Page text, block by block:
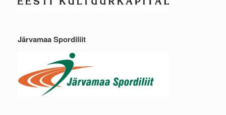
Järvamaa Spordiliit